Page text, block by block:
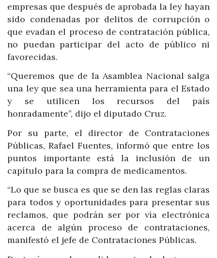
empresas que después de aprobada la ley hayan
sido condenadas por delitos de corrupción o
que evadan el proceso de contratación pública,
no puedan participar del acto de público ni
favorecidas.
“Queremos que de la Asamblea Nacional salga
una ley que sea una herramienta para el Estado
y se utilicen los recursos del país
honradamente”, dijo el diputado Cruz.
Por su parte, el director de Contrataciones
Públicas, Rafael Fuentes, informó que entre los
puntos importante está la inclusión de un
capítulo para la compra de medicamentos.
“Lo que se busca es que se den las reglas claras
para todos y oportunidades para presentar sus
reclamos, que podrán ser por vía electrónica
acerca de algún proceso de contrataciones,
manifestó el jefe de Contrataciones Públicas.